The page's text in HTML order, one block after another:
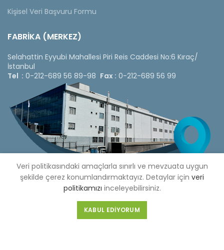
Kişisel Veri Başvuru Formu
FABRİKA (MERKEZ)
Selahattin Eyyubi Mahallesi Piri Reis Caddesi No:6 Kıraç/
İstanbul
Tel : 0-212-689 56 89-98 Fax : 0-212-689 56 99
Veri politikasındaki amaçlarla sınırlı ve mevzuata uygun
şekilde çerez konumlandırmaktayız. Detaylar için veri
politikamızı inceleyebilirsiniz.
KABUL EDIYORUM